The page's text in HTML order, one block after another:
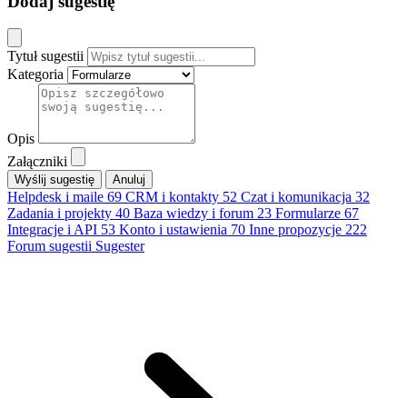
Tytuł sugestii
Kategoria
Opis
Załączniki
Anuluj
Helpdesk i maile 69 CRM i kontakty 52 Czat i komunikacja 32
Zadania i projekty 40 Baza wiedzy i forum 23 Formularze 67
Integracje i API 53 Konto i ustawienia 70 Inne propozycje 222
Forum sugestii Sugester